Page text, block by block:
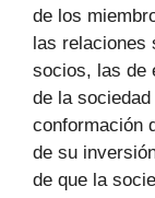
de los
las relaciones
socios, las de
de la
conformación
de su
de que la